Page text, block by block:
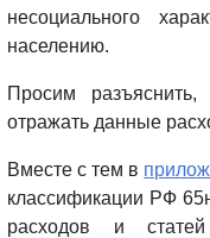
несоциального
населению.
Просим
отражать данные
Вместе с тем в
классификации РФ
расходов и статей